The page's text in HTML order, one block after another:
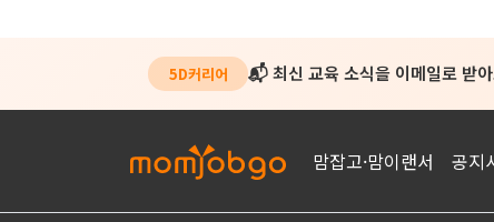
5D커리어 📬 최신 교육 소식을 이메일로 받
맘잡고·맘이랜서 공지